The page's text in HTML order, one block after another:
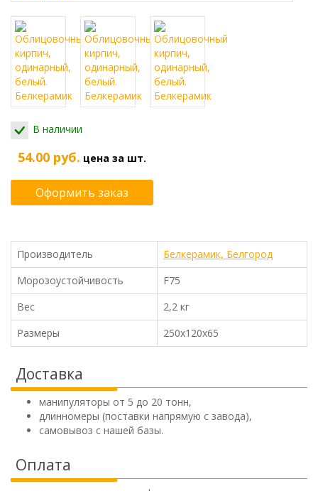
В наличии
54.00 руб. цена за шт.
Оформить заказ
Производитель
Белкерамик, Белгород
Морозоустойчивость
F75
Вес
2,2 кг
Размеры
250х120х65
Доставка
манипуляторы от 5 до 20 тонн,
длинномеры (поставки напрямую с завода),
самовывоз с нашей базы.
Оплата